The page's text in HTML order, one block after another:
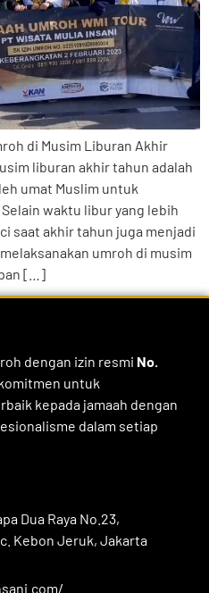
di Musim Liburan Akhir
liburan akhir tahun adalah
umat Muslim untuk
waktu libur yang lebih
saat akhir tahun juga menjadi
umroh di musim
[…]
dengan izin resmi No.
untuk
kepada jamaah dengan
dalam setiap
Dua Raya No.23,
Kebon Jeruk, Jakarta